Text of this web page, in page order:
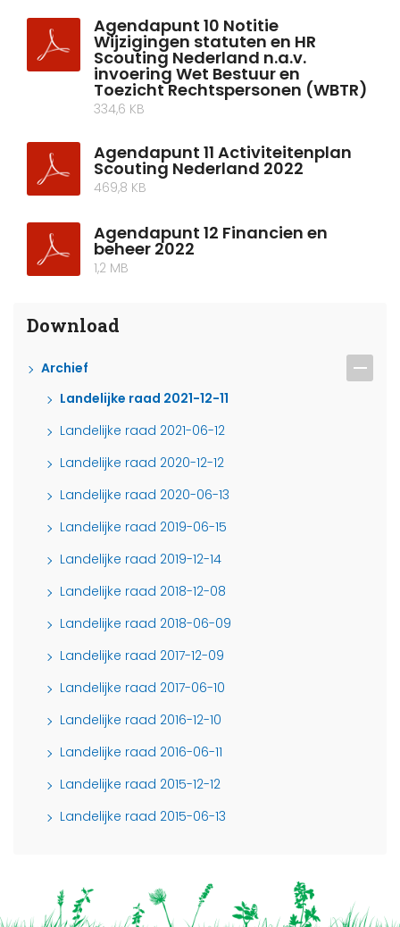
Agendapunt 10 Notitie
Wijzigingen statuten en HR
Scouting Nederland n.a.v.
invoering Wet Bestuur en
Toezicht Rechtspersonen (WBTR)
334,6 KB
Agendapunt 11 Activiteitenplan
Scouting Nederland 2022
469,8 KB
Agendapunt 12 Financien en
beheer 2022
1,2 MB
Download
Archief
Landelijke raad 2021-12-11
Landelijke raad 2021-06-12
Landelijke raad 2020-12-12
Landelijke raad 2020-06-13
Landelijke raad 2019-06-15
Landelijke raad 2019-12-14
Landelijke raad 2018-12-08
Landelijke raad 2018-06-09
Landelijke raad 2017-12-09
Landelijke raad 2017-06-10
Landelijke raad 2016-12-10
Landelijke raad 2016-06-11
Landelijke raad 2015-12-12
Landelijke raad 2015-06-13